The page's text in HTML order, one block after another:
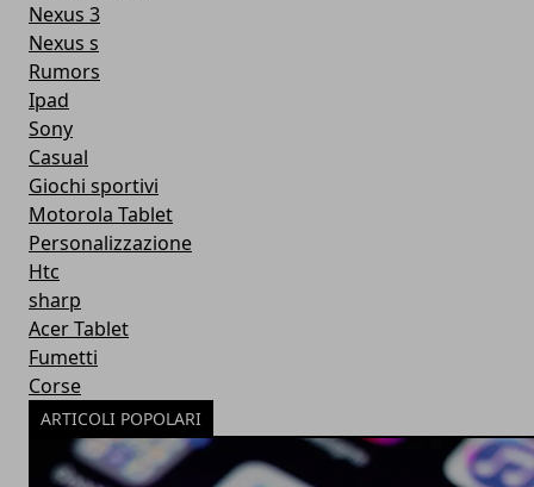
Nexus 3
Nexus s
Rumors
Ipad
Sony
Casual
Giochi sportivi
Motorola Tablet
Personalizzazione
Htc
sharp
Acer Tablet
Fumetti
Corse
ARTICOLI POPOLARI